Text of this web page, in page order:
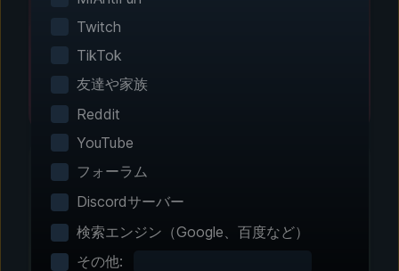
ステップ2 - 機能を選択
エクスペリエンスをカス
Twitch
TikTok
友達や家族
Reddit
YouTube
フォーラム
Discordサーバー
検索エンジン（Google、百度など）
その他: